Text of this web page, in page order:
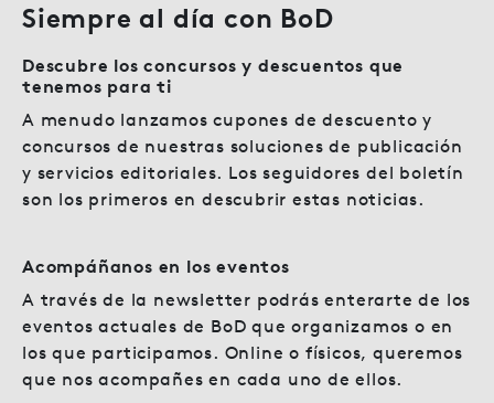
Siempre al día con BoD
Descubre los concursos y descuentos que
tenemos para ti
A menudo lanzamos cupones de descuento y
concursos de nuestras soluciones de publicación
y servicios editoriales. Los seguidores del boletín
son los primeros en descubrir estas noticias.
Acompáñanos en los eventos
A través de la newsletter podrás enterarte de los
eventos actuales de BoD que organizamos o en
los que participamos. Online o físicos, queremos
que nos acompañes en cada uno de ellos.